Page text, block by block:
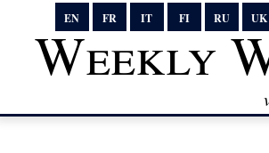
EN FR IT FI RU UK
Weekly